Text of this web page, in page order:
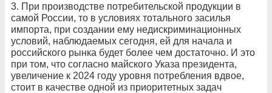
3. При производстве потребительской продукции в
самой России, то в условиях тотального засилья
импорта, при создании ему недискриминационных
условий, наблюдаемых сегодня, ей для начала и
российского рынка будет более чем достаточно. И это
при том, что согласно майского Указа президента,
увеличение к 2024 году уровня потребления вдвое,
стоит в качестве одной из приоритетных задач